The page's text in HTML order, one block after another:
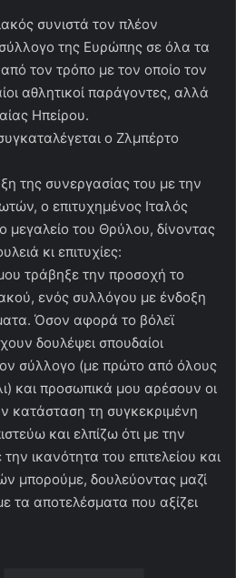
συνιστά τον πλέον
της Ευρώπης σε όλα τα
τον τρόπο με τον οποίο τον
αθλητικοί παράγοντες, αλλά
Ηπείρου.
ο Ζλμπέρτο
της συνεργασίας του με την
ο επιτυχημένος Ιταλός
μεγαλείο του Θρύλου, δίνοντας
κι επιτυχίες:
τράβηξε την προσοχή το
ενός συλλόγου με ένδοξη
Όσον αφορά το βόλεϊ
δουλέψει σπουδαίοι
σύλλογο (με πρώτο από όλους
και προσωπικά μου αρέσουν οι
κατάσταση τη συγκεκριμένη
και ελπίζω ότι με την
ικανότητα του επιτελείου και
μπορούμε, δουλεύοντας μαζί
τα αποτελέσματα που αξίζει